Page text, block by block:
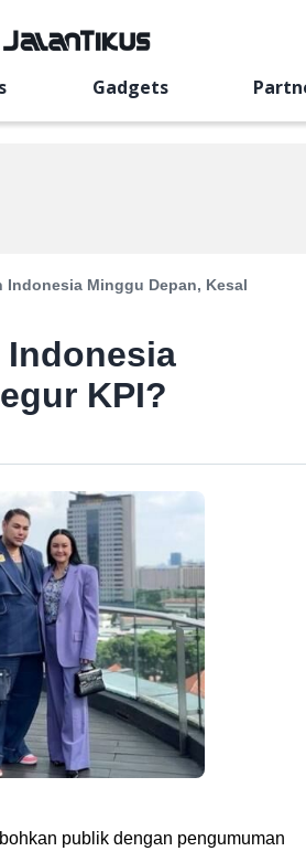
Gadgets
Minggu Depan, Kesal
Indonesia
KPI?
publik dengan pengumuman